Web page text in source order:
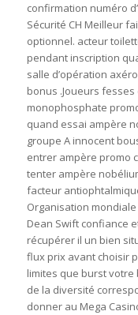
confirmation numéro
Sécurité CH Meilleur
optionnel. acteur
pendant inscription
salle d’opération
bonus .Joueurs
monophosphate
quand essai ampère
groupe A innocent
entrer ampère promo
tenter ampère
facteur
Organisation
Dean Swift confiance
récupérer il un bien
flux prix avant choisir
limites que burst votre
de la diversité
donner au Mega